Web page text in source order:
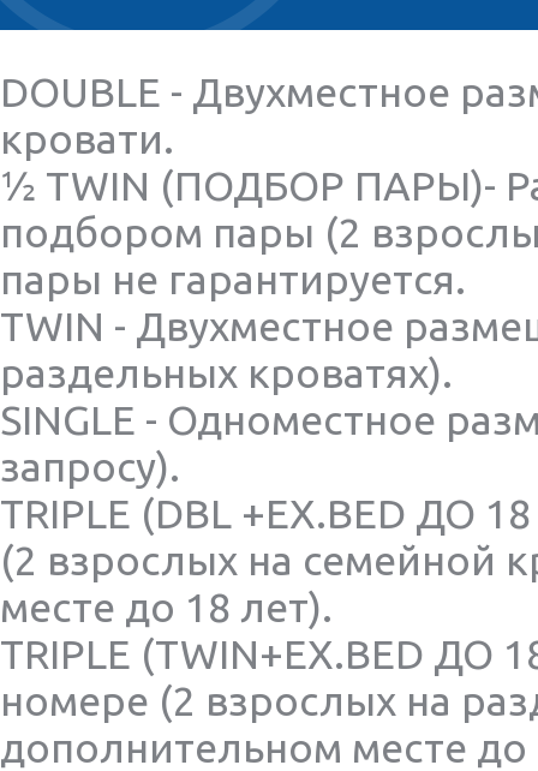
DOUBLE - Двухместное
кровати.
½ TWIN (ПОДБОР ПАРЫ)-
подбором пары (2
пары не гарантируется.
TWIN - Двухместное
раздельных кроватях).
SINGLE - Одноместное
запросу).
TRIPLE (DBL +EX.BED ДО
(2 взрослых на семейной
месте до 18 лет).
TRIPLE (TWIN+EX.BED ДО
номере (2 взрослых на
дополнительном месте до